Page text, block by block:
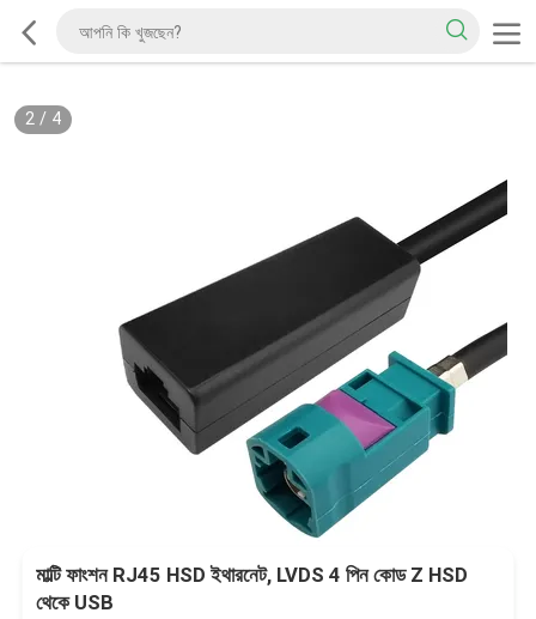
2/ 4
মাল্টি ফাংশন RJ45 HSD ইথারনেট, LVDS 4 পিন কোড Z HSD
থেকে USB